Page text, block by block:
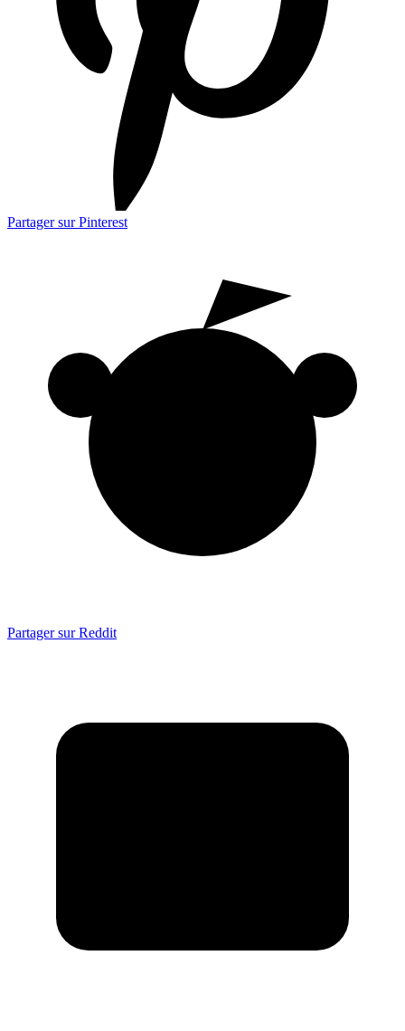
Partager sur Pinterest
Partager sur Reddit